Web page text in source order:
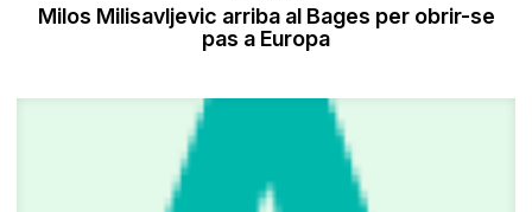
Milos Milisavljevic arriba al Bages per obrir-se
pas a Europa